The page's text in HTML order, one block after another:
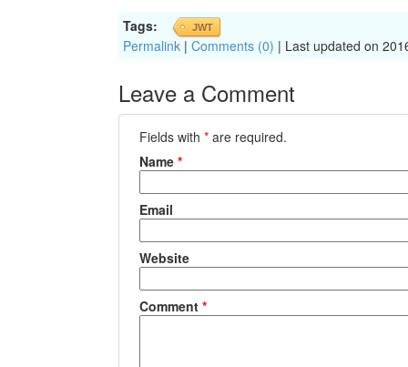
Tags: JWT
Permalink | Comments (0) | Last updated on
Leave a Comment
Fields with * are required.
Name *
Email
Website
Comment *